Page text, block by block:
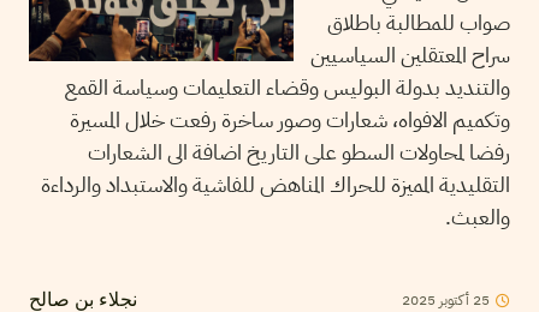
صواب للمطالبة باطلاق
سراح المعتقلين السياسيين
والتنديد بدولة البوليس وقضاء التعليمات وسياسة القمع
وتكميم الافواه، شعارات وصور ساخرة رفعت خلال المسيرة
رفضا لمحاولات السطو على التاريخ اضافة الى الشعارات
التقليدية المميزة للحراك المناهض للفاشية والاستبداد والرداءة
والعبث.
نجلاء بن صالح 25 أكتوبر 2025